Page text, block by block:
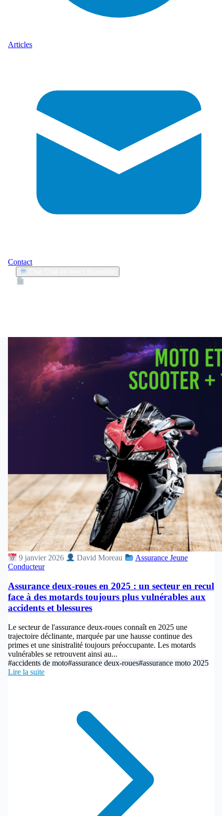
Articles
Contact
9 janvier 2026 David Moreau
Assurance Jeune
Conducteur
Assurance deux-roues en 2025 : un secteur en recul
face à des motards toujours plus vulnérables aux
accidents et blessures
Le secteur de l'assurance deux-roues connaît en 2025 une
trajectoire déclinante, marquée par une hausse continue des
primes et une sinistralité toujours préoccupante. Les motards
vulnérables se retrouvent ainsi au...
#accidents de moto#assurance deux-roues#assurance moto 2025
Lire la suite